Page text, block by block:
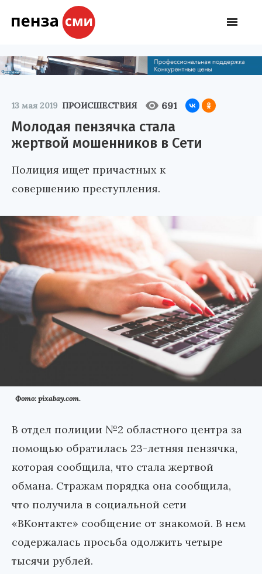
13 мая 2019 ПРОИСШЕСТВИЯ 691
Молодая пензячка стала
жертвой мошенников в Сети
Полиция ищет причастных к
совершению преступления.
Фото: pixabay.com.
В отдел полиции №2 областного центра за
помощью обратилась 23-летняя пензячка,
которая сообщила, что стала жертвой
обмана. Стражам порядка она сообщила,
что получила в социальной сети
«ВКонтакте» сообщение от знакомой. В нем
содержалась просьба одолжить четыре
тысячи рублей.